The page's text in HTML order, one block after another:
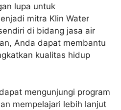
lupa untuk
mitra Klin Water
di bidang jasa air
Anda dapat membantu
kualitas hidup
mengunjungi program
mempelajari lebih lanjut